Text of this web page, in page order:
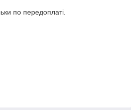
по передоплаті.